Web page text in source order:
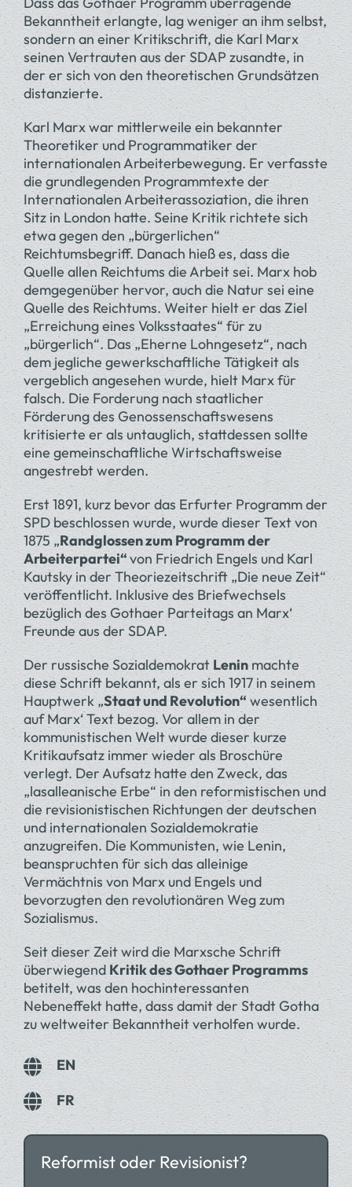
Bekanntheit erlangte, lag weniger an ihm selbst,
sondern an einer Kritikschrift, die Karl Marx
seinen Vertrauten aus der SDAP zusandte, in
der er sich von den theoretischen Grundsätzen
distanzierte.
Karl Marx war mittlerweile ein bekannter
Theoretiker und Programmatiker der
internationalen Arbeiterbewegung. Er verfasste
die grundlegenden Programmtexte der
Internationalen Arbeiterassoziation, die ihren
Sitz in London hatte. Seine Kritik richtete sich
etwa gegen den „bürgerlichen“
Reichtumsbegriff. Danach hieß es, dass die
Quelle allen Reichtums die Arbeit sei. Marx hob
demgegenüber hervor, auch die Natur sei eine
Quelle des Reichtums. Weiter hielt er das Ziel
„Erreichung eines Volksstaates“ für zu
„bürgerlich“. Das „Eherne Lohngesetz“, nach
dem jegliche gewerkschaftliche Tätigkeit als
vergeblich angesehen wurde, hielt Marx für
falsch. Die Forderung nach staatlicher
Förderung des Genossenschaftswesens
kritisierte er als untauglich, stattdessen sollte
eine gemeinschaftliche Wirtschaftsweise
angestrebt werden.
Erst 1891, kurz bevor das Erfurter Programm der
SPD beschlossen wurde, wurde dieser Text von
1875 „Randglossen zum Programm der
Arbeiterpartei“von Friedrich Engels und Karl
Kautsky in der Theoriezeitschrift „Die neue Zeit“
veröffentlicht. Inklusive des Briefwechsels
bezüglich des Gothaer Parteitags an Marx‘
Freunde aus der SDAP.
Der russische Sozialdemokrat Leninmachte
diese Schrift bekannt, als er sich 1917 in seinem
Hauptwerk „Staat und Revolution“ wesentlich
auf Marx‘ Text bezog. Vor allem in der
kommunistischen Welt wurde dieser kurze
Kritikaufsatz immer wieder als Broschüre
verlegt. Der Aufsatz hatte den Zweck, das
„lasalleanische Erbe“ in den reformistischen und
die revisionistischen Richtungen der deutschen
und internationalen Sozialdemokratie
anzugreifen. Die Kommunisten, wie Lenin,
beanspruchten für sich das alleinige
Vermächtnis von Marx und Engels und
bevorzugten den revolutionären Weg zum
Sozialismus.
Seit dieser Zeit wird die Marxsche Schrift
überwiegend Kritik des Gothaer Programms
betitelt, was den hochinteressanten
Nebeneffekt hatte, dass damit der Stadt Gotha
zu weltweiter Bekanntheit verholfen wurde.
EN
FR
Reformist oder Revisionist?